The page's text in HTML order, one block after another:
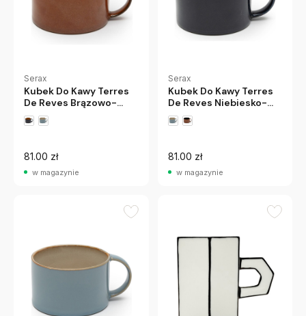
Serax
Kubek Do Kawy Terres
De Reves Brązowo-
Czarny Serax
81.00 zł
w magazynie
Serax
Kubek Do Kawy Terres
De Reves Niebiesko-
Czerwony Serax
81.00 zł
w magazynie